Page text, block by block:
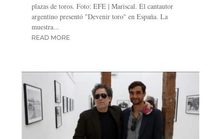
plazas de toros. Foto: EFE | Mariscal. El cantautor
argentino presentó "Devenir toro" en España. La
muestra...
READ MORE